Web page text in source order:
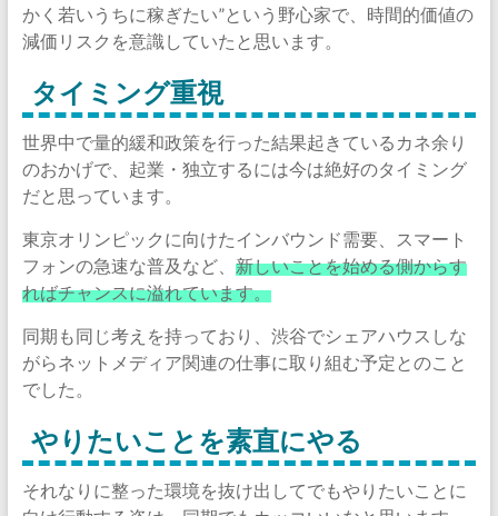
かく若いうちに稼ぎたい”という野心家で、時間的価値の
減価リスクを意識していたと思います。
タイミング重視
世界中で量的緩和政策を行った結果起きているカネ余り
のおかげで、起業・独立するには今は絶好のタイミング
だと思っています。
東京オリンピックに向けたインバウンド需要、スマート
フォンの急速な普及など、 新しいことを始める側からす
ればチャンスに溢れています。
同期も同じ考えを持っており、渋谷でシェアハウスしな
がらネットメディア関連の仕事に取り組む予定とのこと
でした。
やりたいことを素直にやる
それなりに整った環境を抜け出してでもやりたいことに